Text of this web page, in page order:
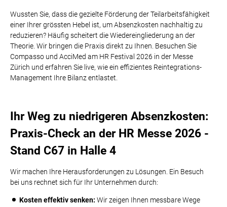
Wussten Sie, dass die gezielte Förderung der Teilarbeitsfähigkeit
einer Ihrer grössten Hebel ist, um Absenzkosten nachhaltig zu
reduzieren? Häufig scheitert die Wiedereingliederung an der
Theorie. Wir bringen die Praxis direkt zu Ihnen. Besuchen Sie
Compasso und AcciMed am HR Festival 2026 in der Messe
Zürich und erfahren Sie live, wie ein effizientes Reintegrations-
Management Ihre Bilanz entlastet.
Ihr Weg zu niedrigeren Absenzkosten:
Praxis-Check an der HR Messe 2026 -
Stand C67 in Halle 4
Wir machen Ihre Herausforderungen zu Lösungen. Ein Besuch
bei uns rechnet sich für Ihr Unternehmen durch:
Kosten effektiv senken: Wir zeigen Ihnen messbare Wege